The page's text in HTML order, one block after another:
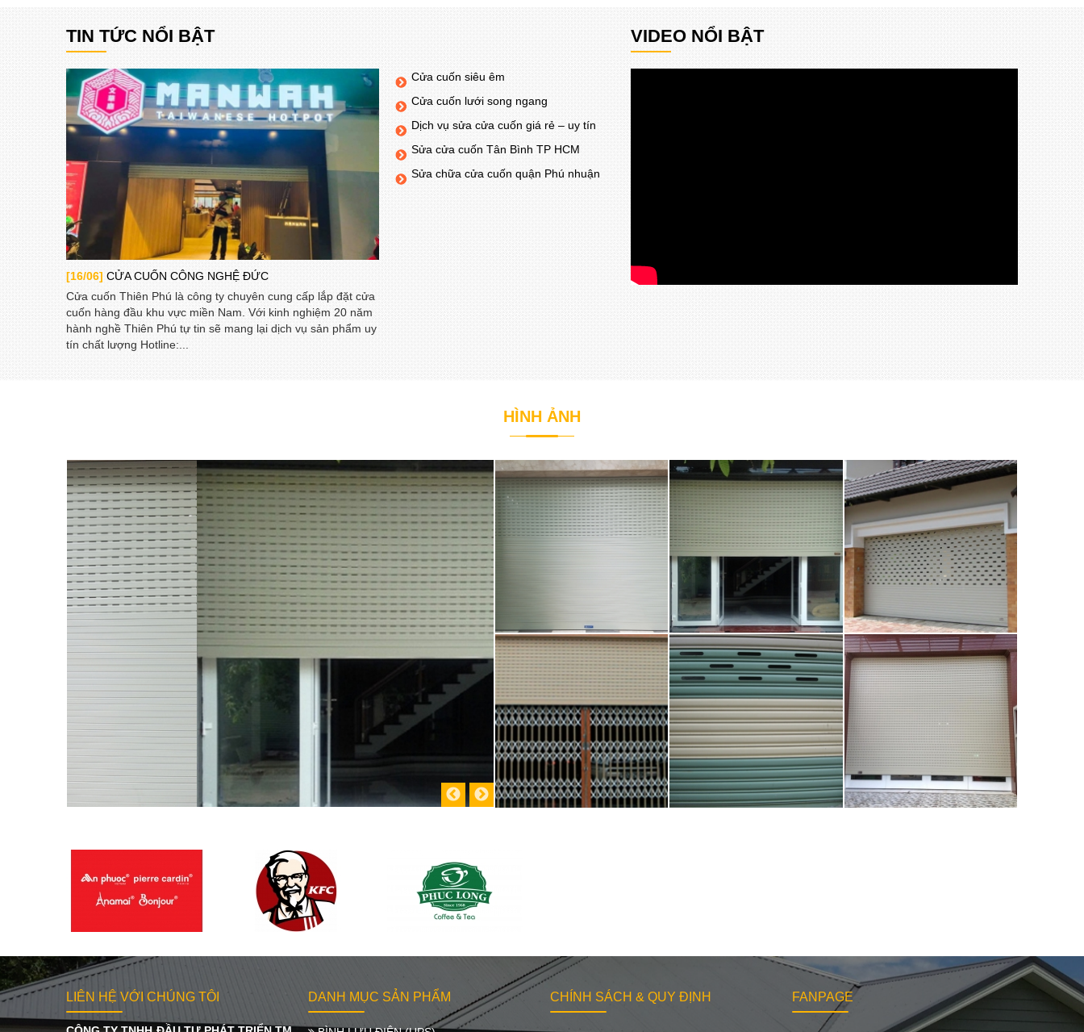
TIN TỨC NỔI BẬT
[16/06] CỬA CUỐN CÔNG NGHỆ ĐỨC
Cửa cuốn Thiên Phú là công ty chuyên cung cấp lắp đặt cửa
cuốn hàng đầu khu vực miền Nam. Với kinh nghiệm 20 năm
hành nghề Thiên Phú tự tin sẽ mang lại dịch vụ sản phẩm uy
tín chất lượng Hotline:...
Cửa cuốn siêu êm
Cửa cuốn lưới song ngang
Dịch vụ sửa cửa cuốn giá rẻ – uy tín
Sửa cửa cuốn Tân Bình TP HCM
Sửa chữa cửa cuốn quận Phú nhuận
VIDEO NỔI BẬT
HÌNH ẢNH
LIÊN HỆ VỚI CHÚNG TÔI DANH MỤC SẢN PHẨM CHÍNH SÁCH & QUY ĐỊNH FANPAGE